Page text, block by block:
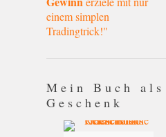
einem simplen
Tradingtrick!"
Mein Buch als
Geschenk